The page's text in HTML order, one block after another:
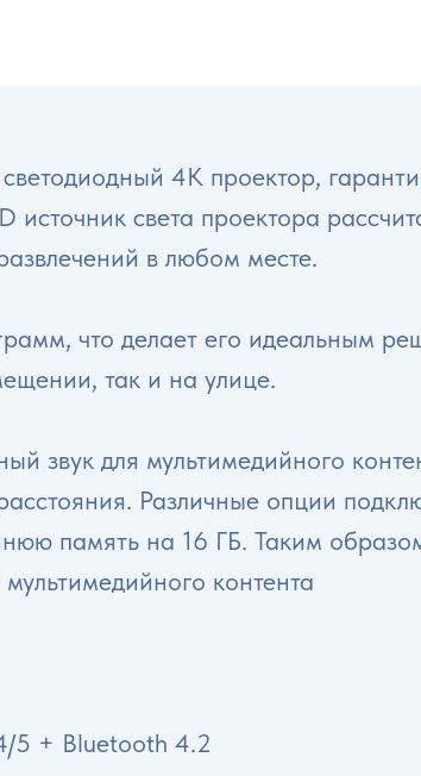
4K проектор,
света проектора
в любом месте.
что делает его идеальным
так и на улице.
звук для мультимедийного
Различные опции
память на 16 ГБ. Таким
контента
5 + Bluetooth 4.2